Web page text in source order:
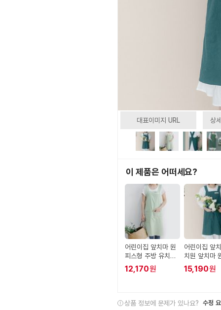
대표이미지 URL 상
이 제품은 어떠세요?
어린이집 앞치마 원
피스형 주방 유치원
솔리드
12,170원
어린이집 앞
치원 앞치마
형 가슴받이
리 무지 미용
15,190원
상품 정보에 문제가 있나요? 수정